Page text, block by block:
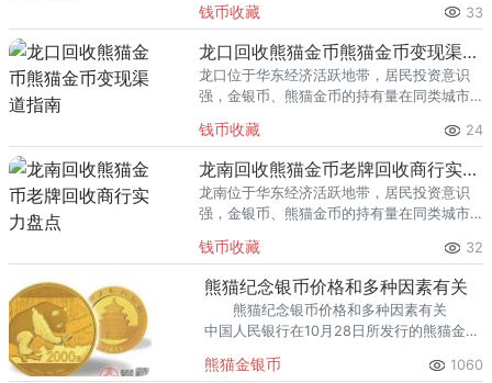
熊猫金币的需求就明显升温，但鱼龙混杂的
回收渠道里，能精准识别版别溢
钱币收藏 33
龙口回收熊猫金币熊猫金币变现渠道指南
龙口位于华东经济活跃地带，居民投资意识
强，金银币、熊猫金币的持有量在同类城市
熊猫金币的需求就明显升温，但鱼龙混杂的
回收渠道里，能精准识别版别溢
钱币收藏 24
龙南回收熊猫金币老牌回收商行实力盘点
龙南位于华东经济活跃地带，居民投资意识
强，金银币、熊猫金币的持有量在同类城市
熊猫金币的需求就明显升温，但鱼龙混杂的
回收渠道里，能精准识别版别溢
钱币收藏 32
熊猫纪念银币价格和多种因素有关
熊猫纪念银币价格和多种因素有关
中国人民银行在10月28日所发行的熊猫金银
其实和很多的因素有一定的关系，目前套装
熊猫金银币 1060